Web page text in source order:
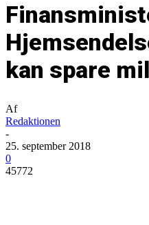
kan spare
Af
Redaktionen
-
25. september 2018
0
45772